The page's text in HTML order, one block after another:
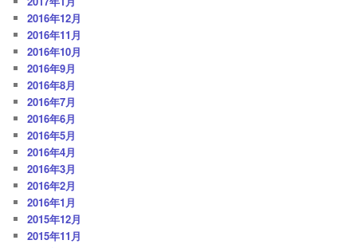
2016年12月
2016年11月
2016年10月
2016年9月
2016年8月
2016年7月
2016年6月
2016年5月
2016年4月
2016年3月
2016年2月
2016年1月
2015年12月
2015年11月